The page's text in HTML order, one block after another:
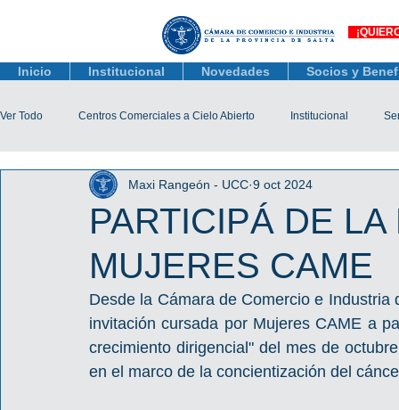
Inicio Institucional Novedades Socios y
Ver Todo Centros Comerciales a Cielo Abierto Institucional
Actualidad Comercial Capacitación y Eventos
Tienda Salta Salta Black Friday Jóvenes Mujeres
Líneas de Crédito
PARTICIPÁ DE
MUJERES CAME
Maxi Rangeón - UCC 9 oct 2024
Desde la Cámara de Comercio e
invitación cursada por Mujeres CAME a
crecimiento dirigencial" del mes de
en el marco de la concientización del